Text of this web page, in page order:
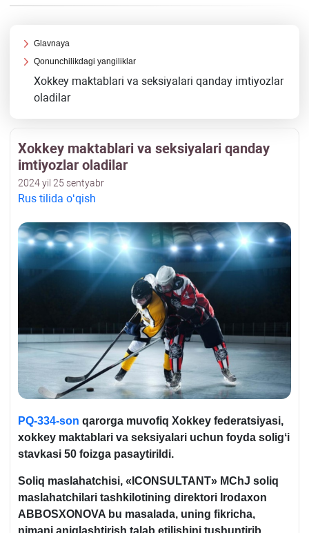
Glavnaya
Qonunchilikdagi yangiliklar
Xokkey maktablari va seksiyalari qanday imtiyozlar
oladilar
Xokkey maktablari va seksiyalari qanday
imtiyozlar oladilar
2024 yil 25 sentyabr
Rus tilida oʻqish
PQ-334-son qarorga muvofiq Xokkey federatsiyasi,
хokkey maktablari va seksiyalari uchun foyda soligʻi
stavkasi 50 foizga pasaytirildi.
Soliq maslahatchisi, «ICONSULTANT» MChJ soliq
maslahatchilari tashkilotining direktori Irodaхon
ABBOSXONOVA bu masalada, uning fikricha,
nimani aniqlashtirish talab eti lishini tushuntirib